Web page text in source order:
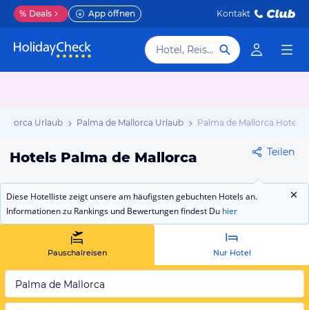
% Deals App öffnen Kontakt
Hotel, Reiseziel
Urlaub Palma de Mallorca Urlaub Palma de Mallorca Hotels
Hotels Palma de Mallorca Teilen
Diese Hotelliste zeigt unsere am häufigsten gebuchten Hotels an.
Informationen zu Rankings und Bewertungen findest Du hier
Pauschalreisen Nur Hotel
Palma de Mallorca